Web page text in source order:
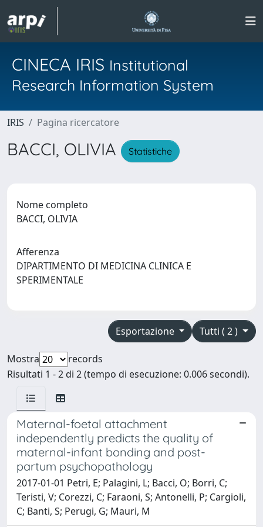
CINECA IRIS Institutional
Research Information System
IRIS Pagina ricercatore
BACCI, OLIVIA Statistiche
Nome completo
BACCI, OLIVIA
Afferenza
DIPARTIMENTO DI MEDICINA CLINICA E
SPERIMENTALE
Tutti ( 2 )
Esportazione
Mostra
records
Risultati 1 - 2 di 2 (tempo di esecuzione: 0.006 secondi).
Maternal-foetal attachment
independently predicts the quality of
maternal-infant bonding and post-
partum psychopathology
2017-01-01 Petri, E; Palagini, L; Bacci, O; Borri, C;
Teristi, V; Corezzi, C; Faraoni, S; Antonelli, P; Cargioli,
C; Banti, S; Perugi, G; Mauri, M